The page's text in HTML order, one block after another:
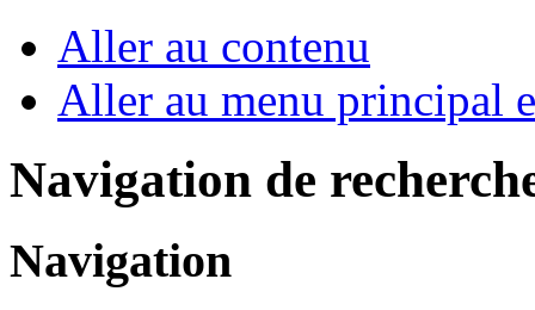
Aller au contenu
Aller au menu principal
Navigation de
Navigation